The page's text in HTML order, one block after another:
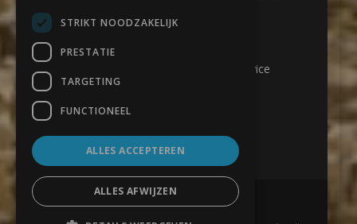
vragen naar ons te mailen
Email:
vlizotrappen.com is onderdeel van Klusservice
Bennekom
Kvk: 09120673
STRIKT NOODZAKELIJK
PRESTATIE
TARGETING
FUNCTIONEEL
ALLES ACCEPTEREN
ALLES AFWIJZEN